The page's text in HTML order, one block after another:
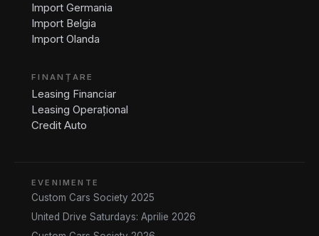
Import Germania
Import Belgia
Import Olanda
FINANȚARE
Leasing Financiar
Leasing Operațional
Credit Auto
EVENIMENTE
Custom Cars Society 2025
United Drive Saturdays: Aprilie 2026